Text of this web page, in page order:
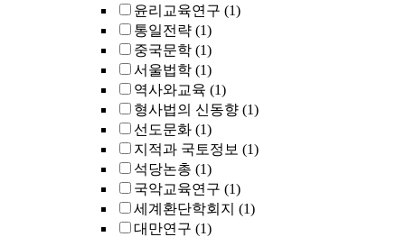
윤리교육연구 (1)
통일전략 (1)
중국문학 (1)
서울법학 (1)
역사와교육 (1)
형사법의 신동향 (1)
선도문화 (1)
지적과 국토정보 (1)
석당논총 (1)
국악교육연구 (1)
세계환단학회지 (1)
대만연구 (1)